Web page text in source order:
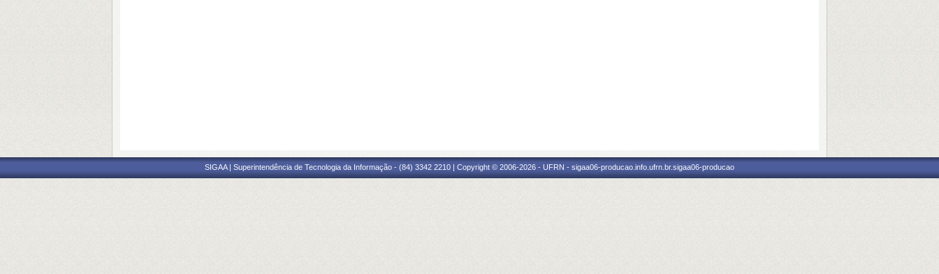
SIGAA | Superintendência de Tecnologia da Informação - (84) 3342 2210 | Copyright © 2006-2026 - UFRN - sigaa06-producao.info.ufrn.br.sigaa06-producao